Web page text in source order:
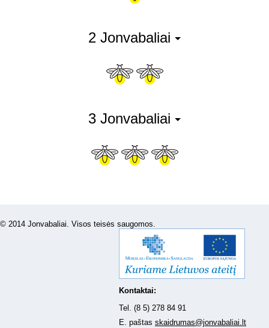
2 Jonvabaliai
3 Jonvabaliai
© 2014 Jonvabaliai. Visos teisės saugomos.
Kontaktai:
Tel. (8 5) 278 84 91
E. paštas skaidrumas@jonvabaliai.lt